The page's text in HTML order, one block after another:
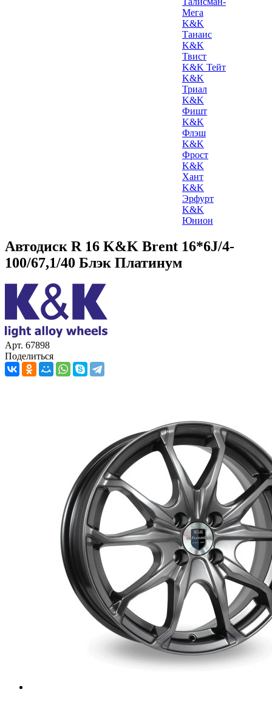
Мега
K&K
Танаис
K&K
Твист
K&K Тейт
K&K
Триал
K&K
Фишт
K&K
Флэш
K&K
Фрост
K&K
Хант
K&K
Эрфурт
K&K
Юнион
Автодиск R 16 K&K Brent 16*6J/4-
100/67,1/40 Блэк Платинум
Арт. 67898
Поделиться